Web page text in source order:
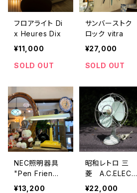
フロアライト Di
x Heures Dix
¥11,000
SOLD OUT
サンバーストク
ロック vitra
¥27,000
SOLD OUT
NEC照明器具
"Pen Frien
d"デスクライト
¥13,200
昭和レトロ 三
菱 A.C.ELECT
RIC FAN
¥22,000